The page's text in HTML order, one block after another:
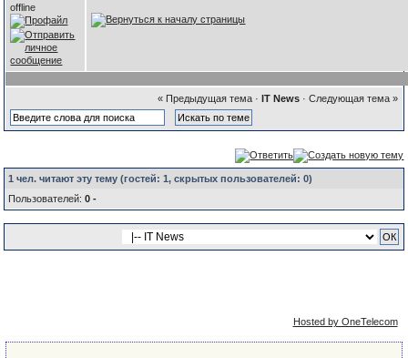
« Предыдущая тема· IT News· Следующая тема »
1 чел. читают эту тему (гостей:1, скрытых пользователей:0)
Пользователей:0 -
Hosted by OneTelecom